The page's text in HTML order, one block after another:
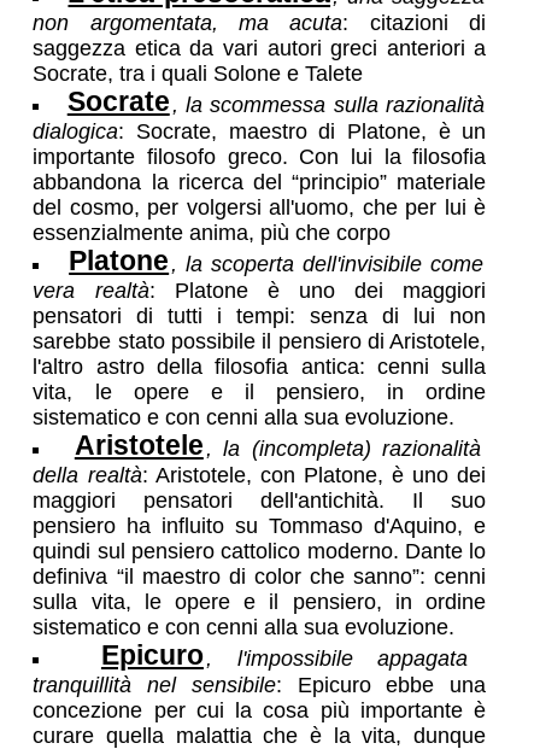
non argomentata, ma acuta: citazioni di
saggezza etica da vari autori greci anteriori a
Socrate, tra i quali Solone e Talete
Socrate , la scommessa sulla razionalità
dialogica: Socrate, maestro di Platone, è un
importante filosofo greco. Con lui la filosofia
abbandona la ricerca del “principio” materiale
del cosmo, per volgersi all'uomo, che per lui è
essenzialmente anima, più che corpo
Platone , la scoperta dell'invisibile come
vera realtà: Platone è uno dei maggiori
pensatori di tutti i tempi: senza di lui non
sarebbe stato possibile il pensiero di Aristotele,
l'altro astro della filosofia antica: cenni sulla
vita, le opere e il pensiero, in ordine
sistematico e con cenni alla sua evoluzione.
Aristotele , la (incompleta) razionalità
della realtà: Aristotele, con Platone, è uno dei
maggiori pensatori dell'antichità. Il suo
pensiero ha influito su Tommaso d'Aquino, e
quindi sul pensiero cattolico moderno. Dante lo
definiva “il maestro di color che sanno”: cenni
sulla vita, le opere e il pensiero, in ordine
sistematico e con cenni alla sua evoluzione.
Epicuro, l'impossibile appagata
tranquillità nel sensibile: Epicuro ebbe una
concezione per cui la cosa più importante è
curare quella malattia che è la vita, dunque